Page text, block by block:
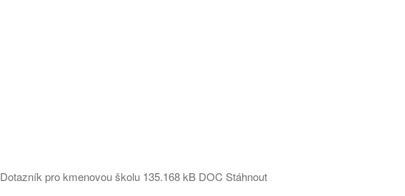
Dotazník pro kmenovou školu 135.168 kB DOC Stáhnout